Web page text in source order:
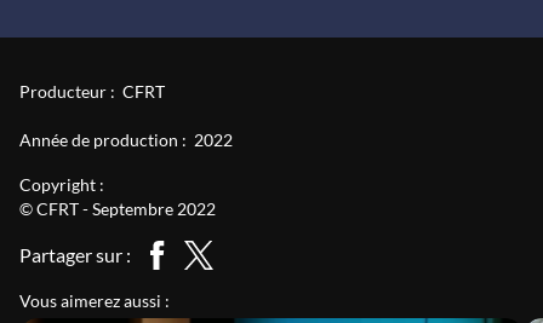
Producteur : CFRT
Année de production : 2022
Copyright :
© CFRT - Septembre 2022
Partager sur :
Vous aimerez aussi :